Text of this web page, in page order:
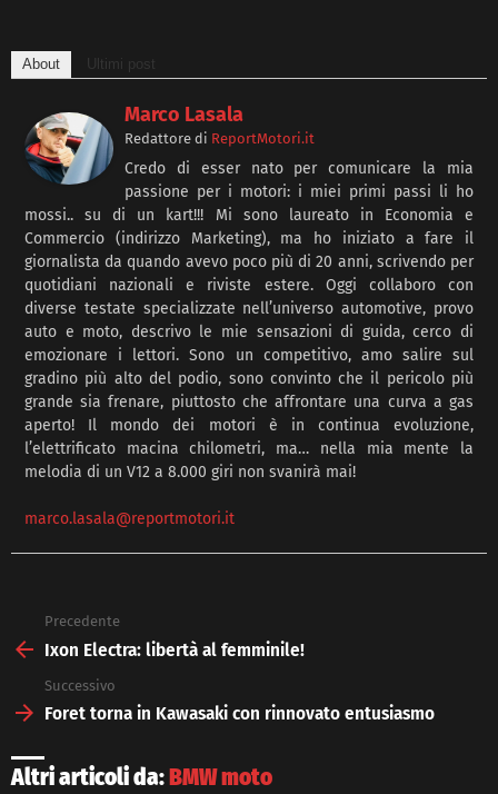
About Ultimi post
Marco Lasala
Redattore di ReportMotori.it
Credo di esser nato per comunicare la mia
passione per i motori: i miei primi passi li ho
mossi.. su di un kart!!! Mi sono laureato in Economia e
Commercio (indirizzo Marketing), ma ho iniziato a fare il
giornalista da quando avevo poco più di 20 anni, scrivendo per
quotidiani nazionali e riviste estere. Oggi collaboro con
diverse testate specializzate nell’universo automotive, provo
auto e moto, descrivo le mie sensazioni di guida, cerco di
emozionare i lettori. Sono un competitivo, amo salire sul
gradino più alto del podio, sono convinto che il pericolo più
grande sia frenare, piuttosto che affrontare una curva a gas
aperto! Il mondo dei motori è in continua evoluzione,
l’elettrificato macina chilometri, ma… nella mia mente la
melodia di un V12 a 8.000 giri non svanirà mai!
marco.lasala@reportmotori.it
more
Precedente
Ixon Electra: libertà al femminile!
Successivo
Foret torna in Kawasaki con rinnovato entusiasmo
Altri articoli da:BMW moto